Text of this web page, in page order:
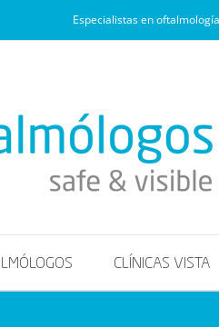
Especialistas en oftalmología
CLÍNICAS VISTA